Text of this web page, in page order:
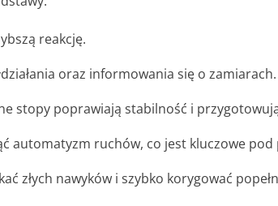
reakcję.
oraz informowania się o zamiarach.
stopy poprawiają stabilność i
automatyzm ruchów, co jest kluczowe
złych nawyków i szybko korygować